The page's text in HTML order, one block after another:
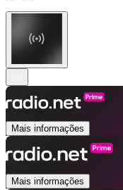
Mais informações
Mais informações